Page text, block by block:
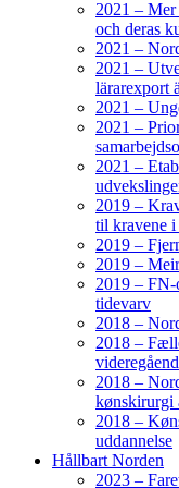
2021 – Mer
och deras
2021 –
2021 –
lärarexport
2021 –
2021 –
2021 –
2019 –
til kravene
2019 –
2019 –
2019 – FN-
tidevarv
2018 –
2018 –
2018 –
kønskirurgi
2018 –
uddannelse
Hållbart Norden
2023 –